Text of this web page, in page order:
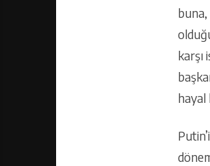
buna,
karşı
hayal